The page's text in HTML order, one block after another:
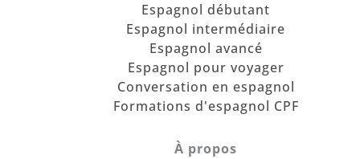
Espagnol débutant
Espagnol intermédiaire
Espagnol avancé
Espagnol pour voyager
Conversation en espagnol
Formations d'espagnol CPF
À propos